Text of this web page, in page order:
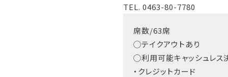
TEL. 0463-80-7780
席数/63席
◯テイクアウトあり
◯利用可能キャッシュレス
・クレジットカード